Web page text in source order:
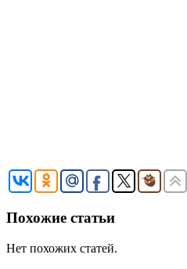
Похожие статьи
Нет похожих статей.